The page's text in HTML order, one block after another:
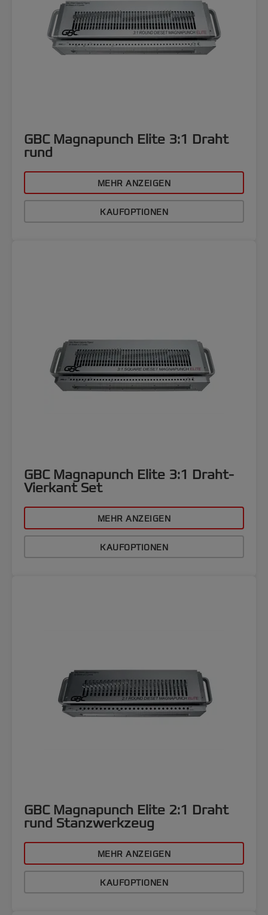
GBC Magnapunch Elite 3:1 Draht
rund
MEHR ANZEIGEN
KAUFOPTIONEN
GBC Magnapunch Elite 3:1 Draht-
Vierkant Set
MEHR ANZEIGEN
KAUFOPTIONEN
GBC Magnapunch Elite 2:1 Draht
rund Stanzwerkzeug
MEHR ANZEIGEN
KAUFOPTIONEN